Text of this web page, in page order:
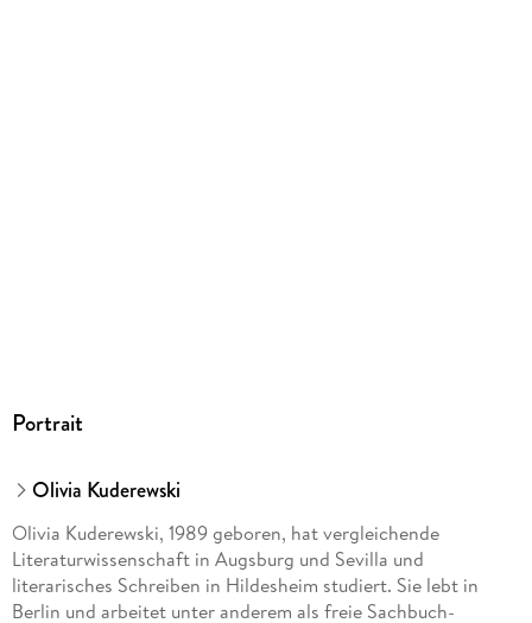
Portrait
Olivia Kuderewski
Olivia Kuderewski, 1989 geboren, hat vergleichende
Literaturwissenschaft in Augsburg und Sevilla und
literarisches Schreiben in Hildesheim studiert. Sie lebt in
Berlin und arbeitet unter anderem als freie Sachbuch-